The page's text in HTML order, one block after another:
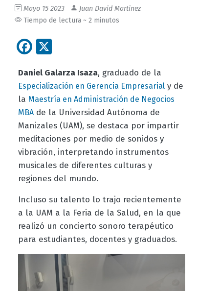
Mayo 15 2023
Juan David Martinez
Tiempo de lectura ~ 2 minutos
Facebook
Daniel Galarza Isaza, graduado de la
Especialización en Gerencia Empresarialy de
la Maestría en Administración de Negocios
MBAde la Universidad Autónoma de
Manizales (UAM), se destaca por impartir
meditaciones por medio de sonidos y
vibración, interpretando instrumentos
musicales de diferentes culturas y
regiones del mundo.
Incluso su talento lo trajo recientemente
a la UAM a la Feria de la Salud, en la que
realizó un concierto sonoro terapéutico
para estudiantes, docentes y graduados.